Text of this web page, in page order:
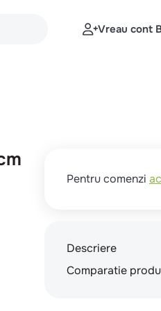
Vreau cont
Pentru comenzi
Descriere
Comparatie